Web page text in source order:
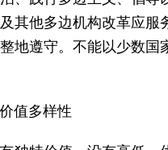
其他多边机构改革应
地遵守。不能以少数
值多样性